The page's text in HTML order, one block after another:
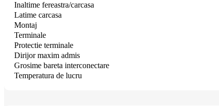
Inaltime fereastra/carcasa
Latime carcasa
Montaj
Terminale
Protectie terminale
Dirijor maxim admis
Grosime bareta interconectare
Temperatura de lucru